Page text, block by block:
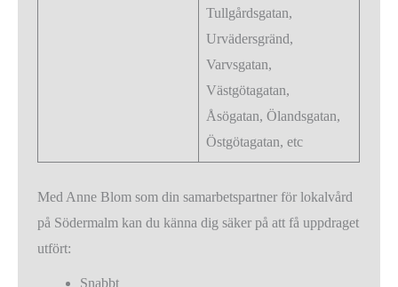
Tullgårdsgatan,
Urvädersgränd,
Varvsgatan,
Västgötagatan,
Åsögatan, Ölandsgatan,
Östgötagatan, etc
Med Anne Blom som din samarbetspartner för lokalvård
på Södermalm kan du känna dig säker på att få uppdraget
utfört:
Snabbt